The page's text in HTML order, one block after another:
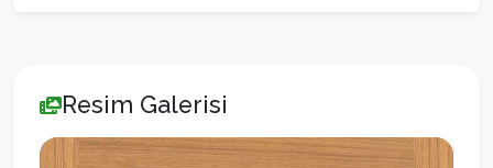
Resim Galerisi